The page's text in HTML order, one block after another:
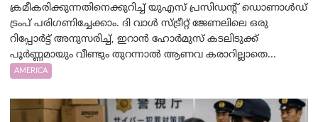
ക്രമീകരിക്കുന്നതിനെക്കുറിച്ച് യുഎസ് പ്രസിഡന്റ് ഡൊണാൾഡ്
ട്രംപ് പരിഗണിച്ചേക്കാം. ദി വാൾ സ്ട്രീറ്റ് ജേണലിലെ ഒരു
റിപ്പോർട്ട് അനുസരിച്ച്, ഇറാൻ ഹോർമുസ് കടലിടുക്ക്
പൂർണ്ണമായും വീണ്ടും തുറന്നാൽ ആണവ കരാറില്ലാതെ...
AMERICA